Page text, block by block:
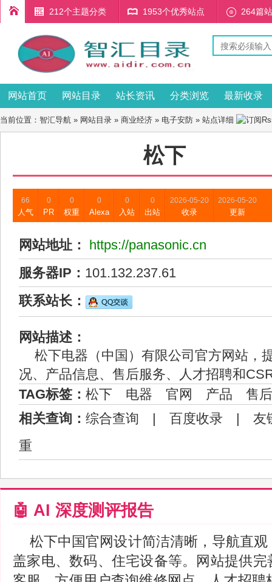
212个主题分类 1953个优秀站点 264篇
网站首页 网站目录 站长资讯 分类浏览 最新收录
当前位置： 智汇导航 » 网站目录 » 商业经济 » 电子安防 » 站点详细
松下
66
人气
0
PR
0
权重
0
Alexa
0
入站
0
出站
2026-05-20
收录
2026-05-20
更新
网站地址：
https://panasonic.cn
服务器IP： 101.132.237.61
联系站长：
网站描述：
松下电器（中国）有限公司官方网站，
况、产品信息、售后服务、人才招聘和
TAG标签： 松下 电器 官网 产品
售后
相关查询： 综合查询 | 百度收录 | 友
重
🤖 AI 深度测评报告
松下中国官网设计简洁清晰，导航直
盖家电、数码、住宅设备等。网站提供